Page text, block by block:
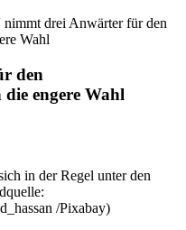
drei Anwärter für den
Wahl
den
die engere Wahl
in der Regel unter den
/Pixabay)